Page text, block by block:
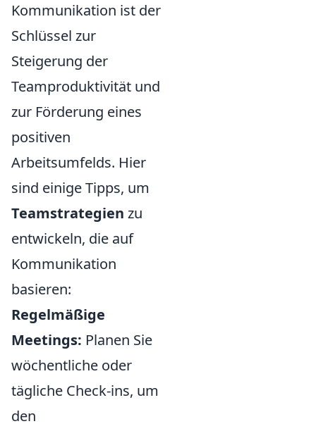
Kommunikation ist der
Schlüssel zur
Steigerung der
Teamproduktivität und
zur Förderung eines
positiven
Arbeitsumfelds. Hier
sind einige Tipps, um
Teamstrategien zu
entwickeln, die auf
Kommunikation
basieren:
Regelmäßige
Meetings: Planen Sie
wöchentliche oder
tägliche Check-ins, um
den